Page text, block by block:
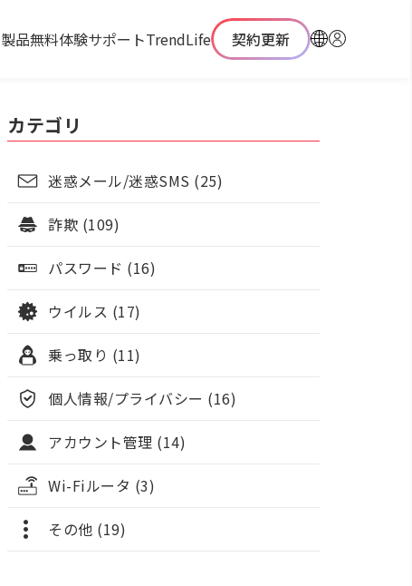
製品無料体験サポートTrendLife 契約更新
カテゴリ
迷惑メール/迷惑SMS (25)
詐欺 (109)
パスワード (16)
ウイルス (17)
乗っ取り (11)
個人情報/プライバシー (16)
アカウント管理 (14)
Wi-Fiルータ (3)
その他 (19)